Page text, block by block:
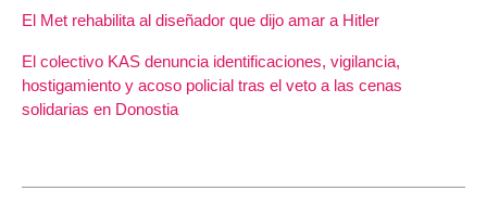
El Met rehabilita al diseñador que dijo amar a Hitler
El colectivo KAS denuncia identificaciones, vigilancia,
hostigamiento y acoso policial tras el veto a las cenas
solidarias en Donostia